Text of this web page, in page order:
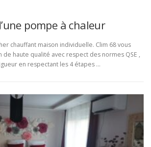
pompe à chaleur
chauffant maison individuelle. Clim 68 vous
de haute qualité avec respect des normes QSE ,
en respectant les 4 étapes …